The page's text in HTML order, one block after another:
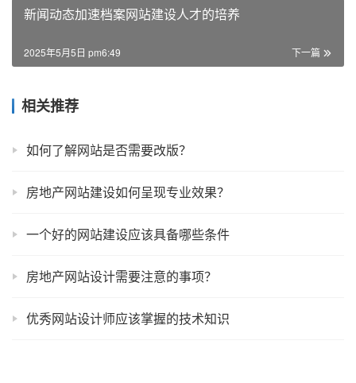
新闻动态加速档案网站建设人才的培养
下一篇
2025年5月5日 pm6:49
相关推荐
如何了解网站是否需要改版？
房地产网站建设如何呈现专业效果？
一个好的网站建设应该具备哪些条件
房地产网站设计需要注意的事项？
优秀网站设计师应该掌握的技术知识